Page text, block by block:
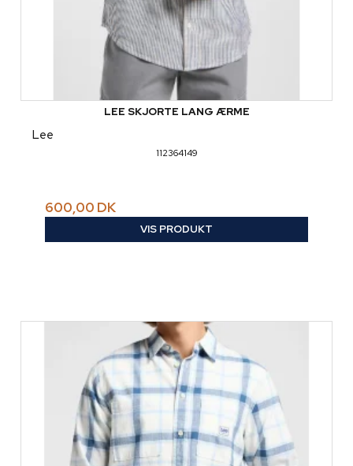
LEE SKJORTE LANG ÆRME
Lee
112364149
600,00 DK
VIS PRODUKT